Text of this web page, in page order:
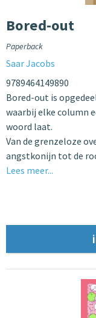
Bored-out
Paperback
Saar Jacobs
9789464149890
Bored-out is
waarbij elke column
woord laat.
Van de grenzeloze
angstkonijn tot de
Lees meer...